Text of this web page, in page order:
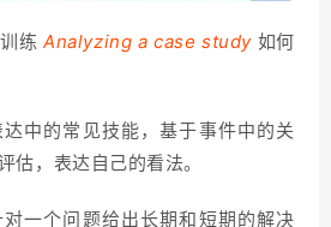
训练Analyzing a case study如何
中的常见技能，基于事件中的关
估，表达自己的看法。
一个问题给出长期和短期的解决